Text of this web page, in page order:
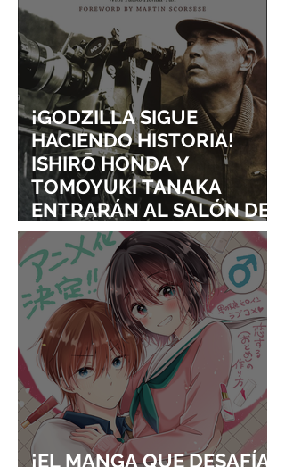
¡GODZILLA SIGUE
HACIENDO HISTORIA!
ISHIRŌ HONDA Y
TOMOYUKI TANAKA
ENTRARÁN AL SALÓN DE
LA FAMA DE LOS EFECTOS
VISUALES
¡EL MANGA QUE DESAFÍA